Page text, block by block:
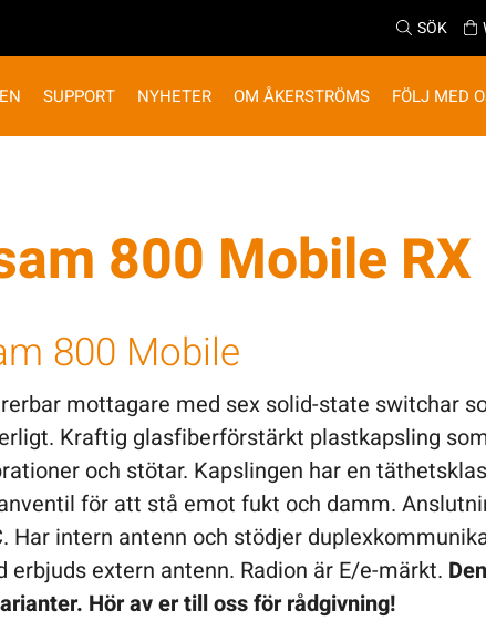
SÖK
SUPPORT NYHETER OM ÅKERSTRÖMS FÖLJ MED
800 Mobile RX
800 Mobile
mottagare med sex solid-state switchar
Kraftig glasfiberförstärkt plastkapsling
och stötar. Kapslingen har en
för att stå emot fukt och damm.
Har intern antenn och stödjer
erbjuds extern antenn. Radion är E/e-märkt.
Hör av er till oss för rådgivning!